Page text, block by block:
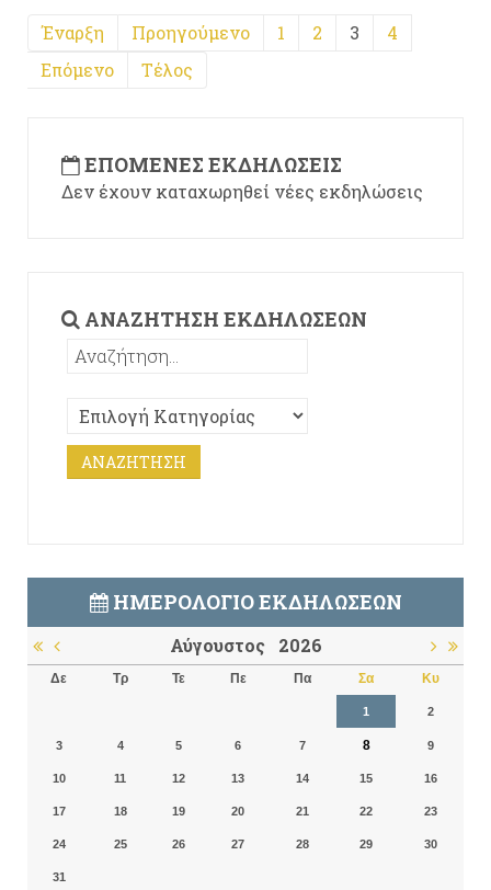
Έναρξη Προηγούμενο 1 2 3
4
Επόμενο
Τέλος
ΕΠΌΜΕΝΕΣ ΕΚΔΗΛΏΣΕΙΣ
Δεν έχουν καταχωρηθεί νέες εκδηλώσεις
ΑΝΑΖΉΤΗΣΗ ΕΚΔΗΛΏΣΕΩΝ
ΗΜΕΡΟΛΌΓΙΟ ΕΚΔΗΛΏΣΕΩΝ
Αύγουστος 2026
Δε Τρ Τε Πε Πα Σα Κυ
1 2
3 4 5 6 7 8 9
10 11 12 13 14 15 16
17 18 19 20 21 22 23
24 25 26 27 28 29 30
31